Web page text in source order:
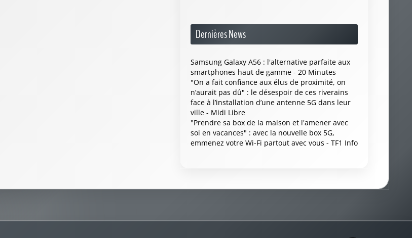
Dernières News
Samsung Galaxy A56 : l'alternative parfaite aux
smartphones haut de gamme - 20 Minutes
"On a fait confiance aux élus de proximité, on
n’aurait pas dû" : le désespoir de ces riverains
face à l’installation d’une antenne 5G dans leur
ville - Midi Libre
"Prendre sa box de la maison et l'amener avec
soi en vacances" : avec la nouvelle box 5G,
emmenez votre Wi-Fi partout avec vous - TF1 Info